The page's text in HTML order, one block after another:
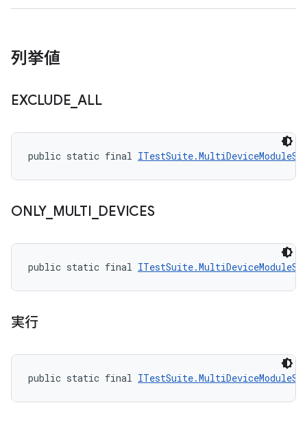
列挙値
EXCLUDE ALL
public static final
ONLY_ MULTI DEVICES
public static final
実行
public static final